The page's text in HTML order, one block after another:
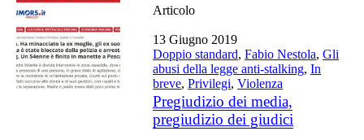
Articolo
13 Giugno 2019
Doppio standard,Fabio Nestola,Gli
abusi della legge anti-stalking,In
breve,Privilegi,Violenza
Pregiudizio dei media,
pregiudizio dei giudici